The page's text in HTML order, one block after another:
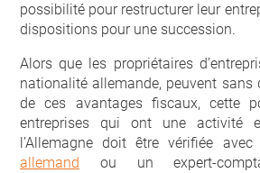
possibilité pour restructurer leur
dispositions pour une succession.
Alors que les propriétaires
nationalité allemande, peuvent sans
de ces avantages fiscaux, cette
entreprises qui ont une activité
l’Allemagne doit être vérifiée avec
allemand ou un expert-